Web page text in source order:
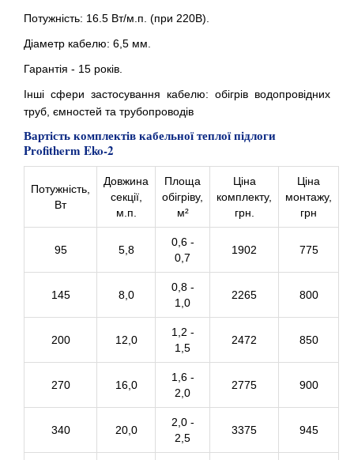
Потужність: 16.5 Вт/м.п. (при 220В).
Діаметр кабелю: 6,5 мм.
Гарантія - 15 років.
Інші сфери застосування кабелю: обігрів водопровідних
труб, ємностей та трубопроводів
Вартість комплектів кабельної теплої підлоги
Profitherm Eko-2
Потужність,
Вт
Довжина
секції,
м.п.
Площа
обігріву,
м²
Ціна
комплекту,
грн.
Ціна
монтажу,
грн
95 5,8
0,6 -
0,7
1902 775
145 8,0
0,8 -
1,0
2265 800
200 12,0
1,2 -
1,5
2472 850
270 16,0
1,6 -
2,0
2775 900
340 20,0
2,0 -
2,5
3375 945